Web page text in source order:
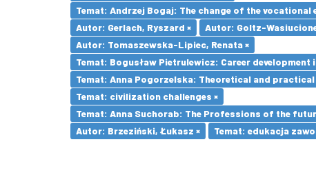
Temat: Andrzej Bogaj: The change of the
Autor: Gerlach, Ryszard ×
Autor: Goltz-
Autor: Tomaszewska-Lipiec, Renata ×
Temat: Bogusław Pietrulewicz: Career
Temat: Anna Pogorzelska: Theoretical and
Temat: civilization challenges ×
Temat: Anna Suchorab: The Professions of the
Autor: Brzeziński, Łukasz ×
Temat: edukacja